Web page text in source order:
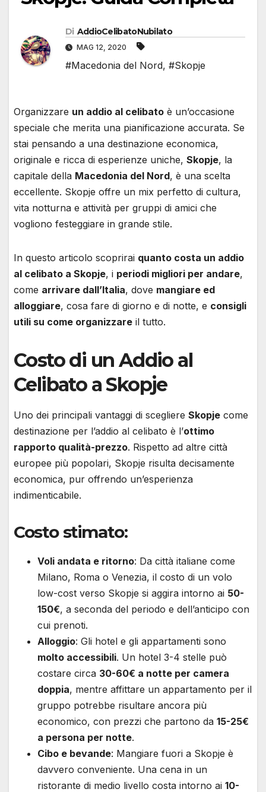
Di AddioCelibatoNubilato
MAG 12, 2020
#Macedonia del Nord, #Skopje
Organizzare un addio al celibato è un’occasione
speciale che merita una pianificazione accurata. Se
stai pensando a una destinazione economica,
originale e ricca di esperienze uniche, Skopje, la
capitale della Macedonia del Nord, è una scelta
eccellente. Skopje offre un mix perfetto di cultura,
vita notturna e attività per gruppi di amici che
vogliono festeggiare in grande stile.
In questo articolo scoprirai quanto costa un addio
al celibato a Skopje, i periodi migliori per andare,
come arrivare dall’Italia, dove mangiare ed
alloggiare, cosa fare di giorno e di notte, e consigli
utili su come organizzare il tutto.
Costo di un Addio al
Celibato a Skopje
Uno dei principali vantaggi di scegliere Skopje come
destinazione per l’addio al celibato è l’ottimo
rapporto qualità-prezzo. Rispetto ad altre città
europee più popolari, Skopje risulta decisamente
economica, pur offrendo un’esperienza
indimenticabile.
Costo stimato:
Voli andata e ritorno: Da città italiane come
Milano, Roma o Venezia, il costo di un volo
low-cost verso Skopje si aggira intorno ai 50-
150€, a seconda del periodo e dell’anticipo con
cui prenoti.
Alloggio: Gli hotel e gli appartamenti sono
molto accessibili. Un hotel 3-4 stelle può
costare circa 30-60€ a notte per camera
doppia, mentre affittare un appartamento per il
gruppo potrebbe risultare ancora più
economico, con prezzi che partono da 15-25€
a persona per notte.
Cibo e bevande: Mangiare fuori a Skopje è
davvero conveniente. Una cena in un
ristorante di medio livello costa intorno ai 10-